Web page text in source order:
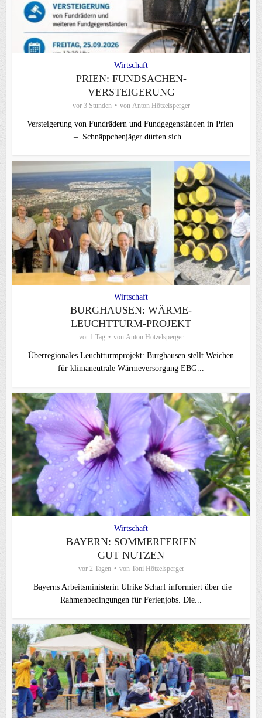
Wirtschaft
PRIEN: FUNDSACHEN-
VERSTEIGERUNG
vor 3 Stunden von Anton Hötzelsperger
Versteigerung von Fundrädern und Fundgegenständen in Prien
– Schnäppchenjäger dürfen sich...
Wirtschaft
BURGHAUSEN: WÄRME-
LEUCHTTURM-PROJEKT
vor 1 Tag von Anton Hötzelsperger
Überregionales Leuchtturmprojekt: Burghausen stellt Weichen
für klimaneutrale Wärmeversorgung EBG...
Wirtschaft
BAYERN: SOMMERFERIEN
GUT NUTZEN
vor 2 Tagen von Toni Hötzelsperger
Bayerns Arbeitsministerin Ulrike Scharf informiert über die
Rahmenbedingungen für Ferienjobs. Die...